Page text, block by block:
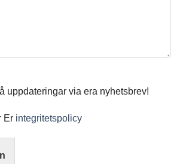
uppdateringar via era nyhetsbrev!
Er integritetspolicy